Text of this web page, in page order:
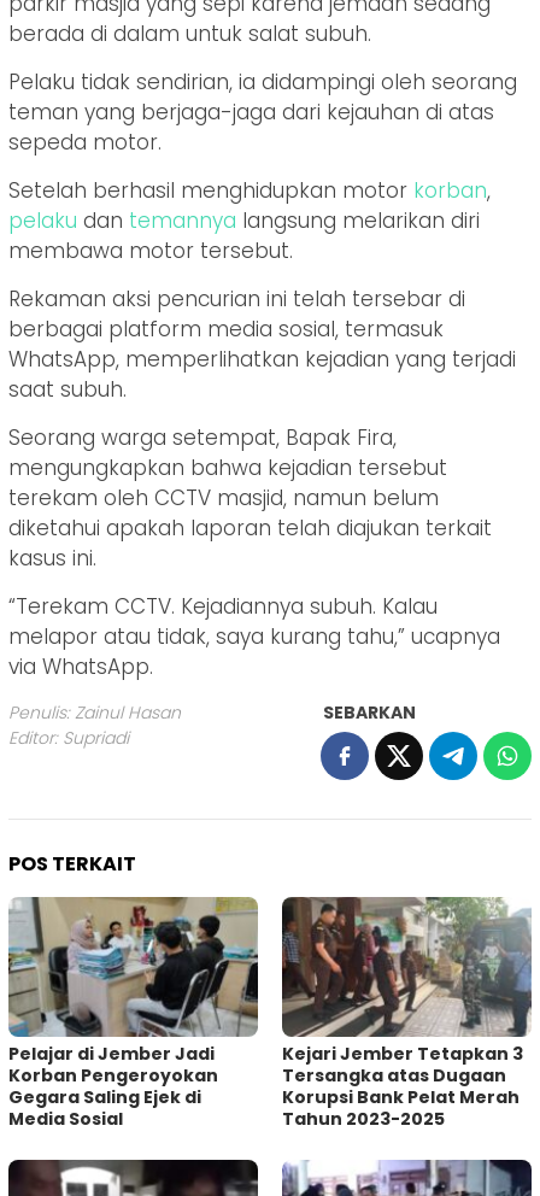
berada di dalam untuk salat subuh.
Pelaku tidak sendirian, ia didampingi oleh seorang
teman yang berjaga-jaga dari kejauhan di atas
sepeda motor.
Setelah berhasil menghidupkan motor korban,
pelaku dan temannya langsung melarikan diri
membawa motor tersebut.
Rekaman aksi pencurian ini telah tersebar di
berbagai platform media sosial, termasuk
WhatsApp, memperlihatkan kejadian yang terjadi
saat subuh.
Seorang warga setempat, Bapak Fira,
mengungkapkan bahwa kejadian tersebut
terekam oleh CCTV masjid, namun belum
diketahui apakah laporan telah diajukan terkait
kasus ini.
“Terekam CCTV. Kejadiannya subuh. Kalau
melapor atau tidak, saya kurang tahu,” ucapnya
via WhatsApp.
Penulis: Zainul Hasan
Editor: Supriadi
SEBARKAN
POS TERKAIT
Pelajar di Jember Jadi
Korban Pengeroyokan
Gegara Saling Ejek di
Media Sosial
Kejari Jember Tetapkan 3
Tersangka atas Dugaan
Korupsi Bank Pelat Merah
Tahun 2023-2025